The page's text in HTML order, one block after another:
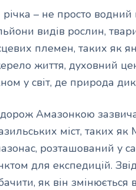
– не просто
видів рослин,
племен, таких як
життя, духовний
у світ, де природа
Амазонкою
міст, таких
розташований у
для експедицій.
як він